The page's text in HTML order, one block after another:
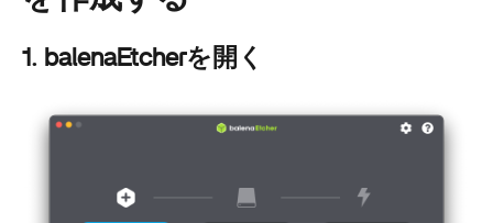
1. balenaEtcherを開く